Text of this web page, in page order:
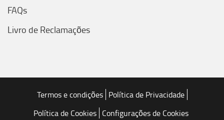
FAQs
Livro de Reclamações
Termos e condições Política de Privacidade
Política de Cookies Configurações de Cookies